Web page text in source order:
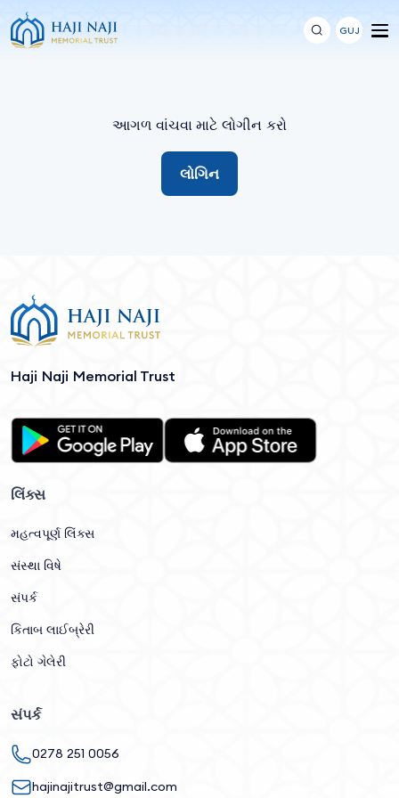
GUJ
આગળ વાંચવા માટે લોગીન કરો
લોગિન
Haji Naji Memorial Trust
લિંક્સ
મહત્વપૂર્ણ લિંક્સ
સંસ્થા વિષે
સંપર્ક
કિતાબ લાઈબ્રેરી
ફોટો ગેલેરી
સંપર્ક
0278 251 0056
hajinajitrust@gmail.com